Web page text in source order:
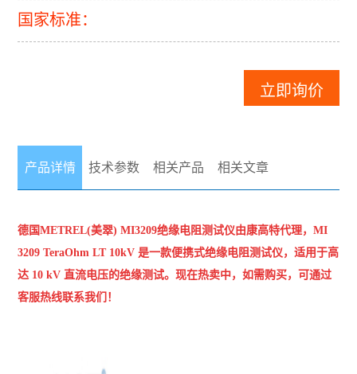
国家标准：
立即询价
产品详情 技术参数 相关产品 相关文章
德国METREL(美翠)MI3209绝缘电阻测试仪由康高特代理，MI
3209 TeraOhm LT 10kV 是一款便携式绝缘电阻测试仪，适用于高
达 10 kV 直流电压的绝缘测试。现在热卖中，如需购买，可通过
客服热线联系我们！